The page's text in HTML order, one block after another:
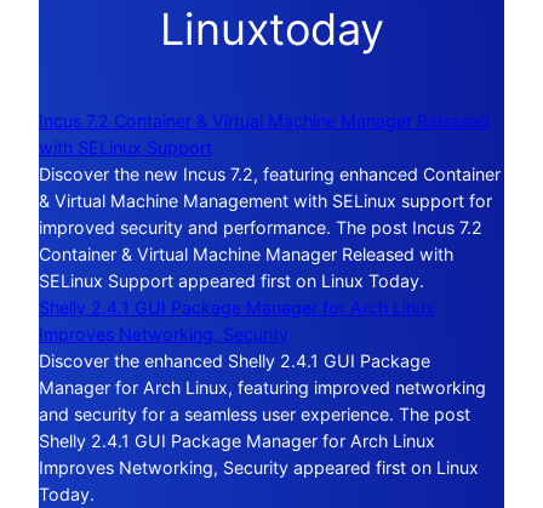
Linuxtoday
Incus 7.2 Container & Virtual Machine Manager Released
with SELinux Support
Discover the new Incus 7.2, featuring enhanced Container
& Virtual Machine Management with SELinux support for
improved security and performance. The post Incus 7.2
Container & Virtual Machine Manager Released with
SELinux Support appeared first on Linux Today.
Shelly 2.4.1 GUI Package Manager for Arch Linux
Improves Networking, Security
Discover the enhanced Shelly 2.4.1 GUI Package
Manager for Arch Linux, featuring improved networking
and security for a seamless user experience. The post
Shelly 2.4.1 GUI Package Manager for Arch Linux
Improves Networking, Security appeared first on Linux
Today.